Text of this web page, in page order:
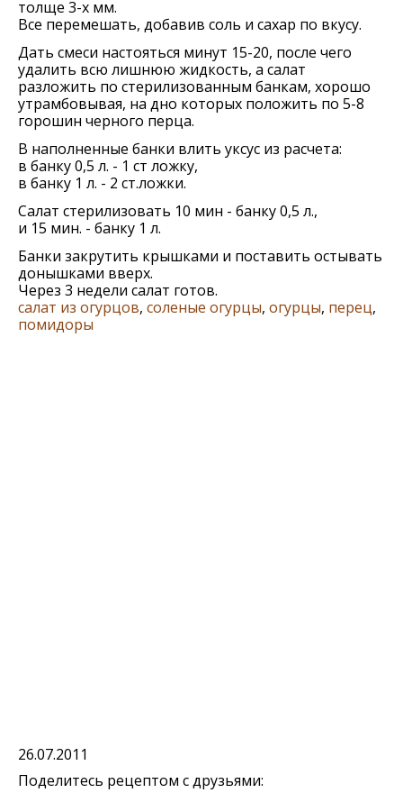
толще 3-х мм.
Все перемешать, добавив соль и сахар по вкусу.
Дать смеси настояться минут 15-20, после чего
удалить всю лишнюю жидкость, а салат
разложить по стерилизованным банкам, хорошо
утрамбовывая, на дно которых положить по 5-8
горошин черного перца.
В наполненные банки влить уксус из расчета:
в банку 0,5 л. - 1 ст ложку,
в банку 1 л. - 2 ст.ложки.
Салат стерилизовать 10 мин - банку 0,5 л.,
и 15 мин. - банку 1 л.
Банки закрутить крышками и поставить остывать
донышками вверх.
Через 3 недели салат готов.
салат из огурцов, соленые огурцы, огурцы, перец,
помидоры
26.07.2011
Поделитесь рецептом с друзьями: